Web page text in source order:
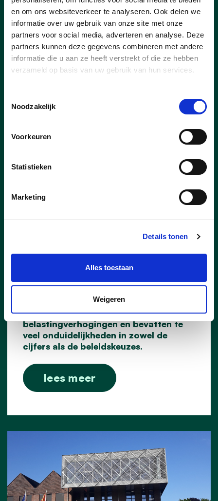
en om ons websiteverkeer te analyseren. Ook delen we
informatie over uw gebruik van onze site met onze
partners voor social media, adverteren en analyse. Deze
partners kunnen deze gegevens combineren met andere
informatie die u aan ze heeft verstrekt of die ze hebben
verzameld op basis van uw gebruik van hun services.
Noodzakelijk
Voorkeuren
Statistieken
Marketing
Details tonen
Alles toestaan
Weigeren
Nieuws
Cd&v stemt tegen forse
meerjarenplan
gemeenteraad van 15 december tegen
het meerjarenplan van het
cd&v-fractie ontbreekt het in de
plannen aan een duidelijke visie. Ze
gaan bovendien gepaard met forse
belastingverhogingen en bevatten te
veel onduidelijkheden in zowel de
cijfers als de beleidskeuzes.
lees meer